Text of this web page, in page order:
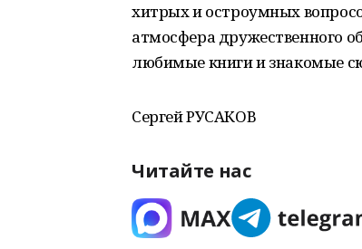
хитрых и остроумных
атмосфера дружественного
любимые книги и знакомые
Сергей РУСАКОВ
Читайте нас